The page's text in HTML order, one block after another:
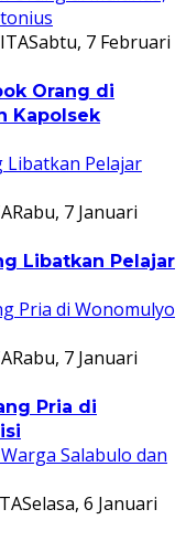
Sabtu, 7 Februari
Orang di
Kapolsek
Rabu, 7 Januari
Libatkan Pelajar
Rabu, 7 Januari
Pria di
Selasa, 6 Januari